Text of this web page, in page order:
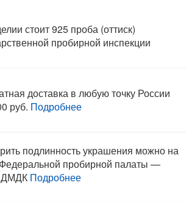
стоит 925 проба (оттиск)
пробирной инспекции
доставка в любую точку России
руб. Подробнее
подлинность украшения можно на
пробирной палаты —
Подробнее